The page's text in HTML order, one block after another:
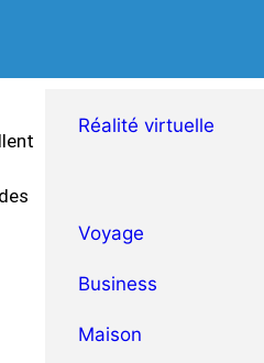
Réalité virtuelle
Voyage
Business
Maison